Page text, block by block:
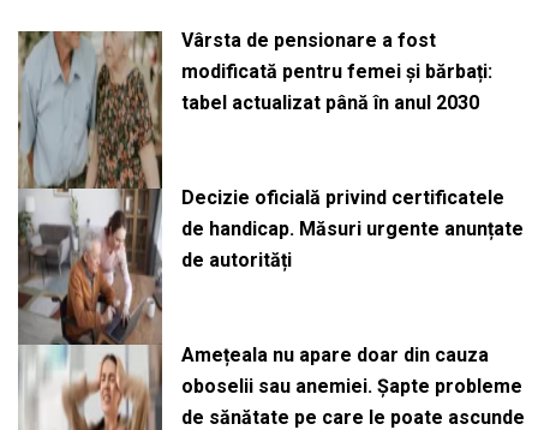
Vârsta de pensionare a fost
modificată pentru femei și bărbați:
tabel actualizat până în anul 2030
Decizie oficială privind certificatele
de handicap. Măsuri urgente anunțate
de autorități
Amețeala nu apare doar din cauza
oboselii sau anemiei. Șapte probleme
de sănătate pe care le poate ascunde